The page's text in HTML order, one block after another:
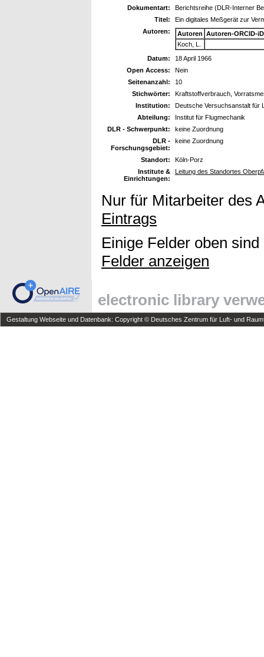
Dokumentart:
Berichtsreihe (DLR-Interner
Titel:
Ein digitales Meßgerät zur
Autoren:
Autoren Autoren-ORCID-iD
Koch, L.
Datum:
18 April 1966
Open Access:
Nein
Seitenanzahl:
10
Stichwörter:
Kraftstoffverbrauch,
Institution:
Deutsche Versuchsanstalt für
Abteilung:
Institut für Flugmechanik
DLR - Schwerpunkt:
keine Zuordnung
DLR -
Forschungsgebiet:
keine Zuordnung
Standort:
Köln-Porz
Institute &
Einrichtungen:
Leitung des Standortes
Nur für Mitarbeiter des
Eintrags
Einige Felder oben
Felder anzeigen
electronic library
Gestaltung Webseite und Datenbank: Copyright © Deutsches Zentrum für Luft- und